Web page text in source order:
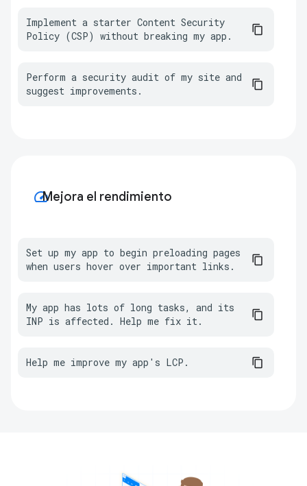
Implement a starter Content Security
Policy (CSP) without breaking my app.
Perform a security audit of my site and
suggest improvements.
speedMejora el rendimiento
Set up my app to begin preloading pages
when users hover over important links.
My app has lots of long tasks, and its
INP is affected. Help me fix it.
Help me improve my app's LCP.